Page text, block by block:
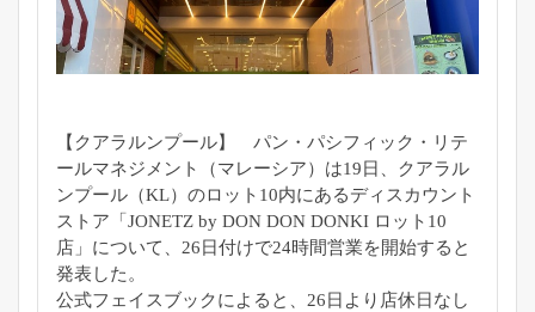
【クアラルンプール】 パン・パシフィック・リテ
ールマネジメント（マレーシア） は19日、クアラル
ンプール（KL） のロット10内にあるディスカウント
ストア「JONETZ by DON DON DONKI ロット10
店」について、 26日付けで24時間営業を開始すると
発表した。
公式フェイスブックによると、 26日より店休日なし